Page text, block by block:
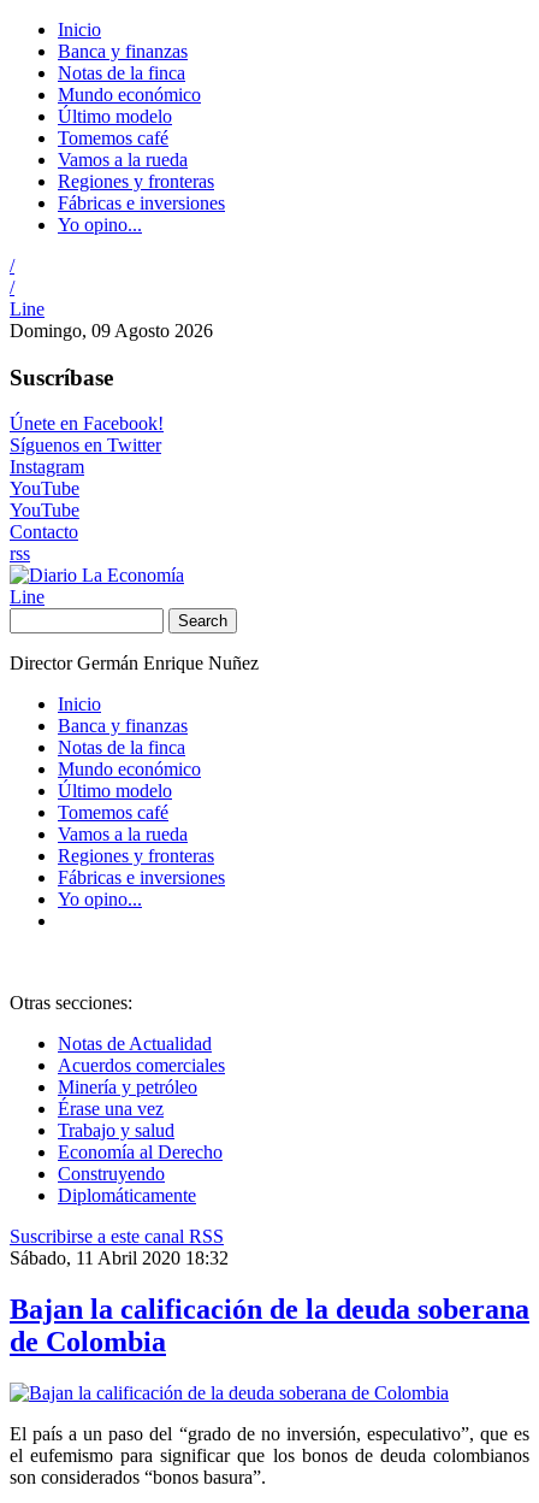
Inicio
Banca y finanzas
Notas de la finca
Mundo económico
Último modelo
Tomemos café
Vamos a la rueda
Regiones y fronteras
Fábricas e inversiones
Yo opino...
/
/
Line
Domingo, 09 Agosto 2026
Suscríbase
Únete en Facebook!
Síguenos en Twitter
Instagram
YouTube
YouTube
Contacto
rss
Line
Search
Director Germán Enrique Nuñez
Inicio
Banca y finanzas
Notas de la finca
Mundo económico
Último modelo
Tomemos café
Vamos a la rueda
Regiones y fronteras
Fábricas e inversiones
Yo opino...
Otras secciones:
Notas de Actualidad
Acuerdos comerciales
Minería y petróleo
Érase una vez
Trabajo y salud
Economía al Derecho
Construyendo
Diplomáticamente
Suscribirse a este canal RSS
Sábado, 11 Abril 2020 18:32
Bajan la calificación de la deuda soberana
de Colombia
El país a un paso del “grado de no inversión, especulativo”, que es
el eufemismo para significar que los bonos de deuda colombianos
son considerados “bonos basura”.